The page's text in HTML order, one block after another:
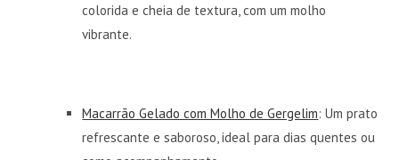
colorida e cheia de textura, com um molho
vibrante.
Macarrão Gelado com Molho de Gergelim: Um prato
refrescante e saboroso, ideal para dias quentes ou